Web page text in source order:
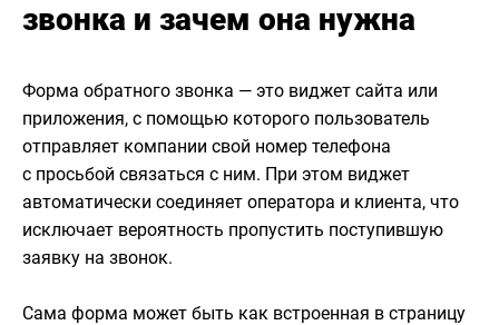
звонка и зачем она нужна
Форма обратного звонка — это виджет сайта или
приложения, с помощью которого пользователь
отправляет компании свой номер телефона
с просьбой связаться с ним. При этом виджет
автоматически соединяет оператора и клиента, что
исключает вероятность пропустить поступившую
заявку на звонок.
Сама форма может быть как встроенная в страницу